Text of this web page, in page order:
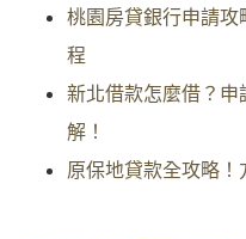
桃園房貸銀行申請
程
新北借款怎麼借？申
解！
原保地貸款全攻略！